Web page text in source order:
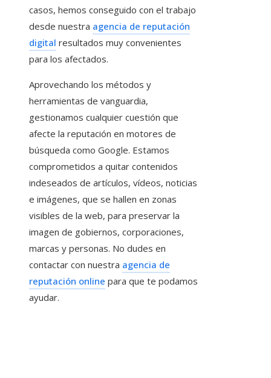
casos, hemos conseguido con el trabajo
desde nuestra agencia de reputación
digital resultados muy convenientes
para los afectados.
Aprovechando los métodos y
herramientas de vanguardia,
gestionamos cualquier cuestión que
afecte la reputación en motores de
búsqueda como Google. Estamos
comprometidos a quitar contenidos
indeseados de artículos, vídeos, noticias
e imágenes, que se hallen en zonas
visibles de la web, para preservar la
imagen de gobiernos, corporaciones,
marcas y personas. No dudes en
contactar con nuestra agencia de
reputación online para que te podamos
ayudar.